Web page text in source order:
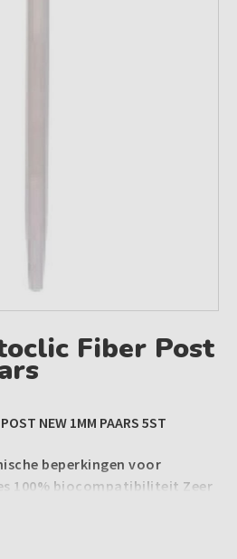
Fiber Post
NEW 1MM PAARS 5ST
beperkingen voor
100% biocompatibiliteit Zeer
hoge kwaliteit